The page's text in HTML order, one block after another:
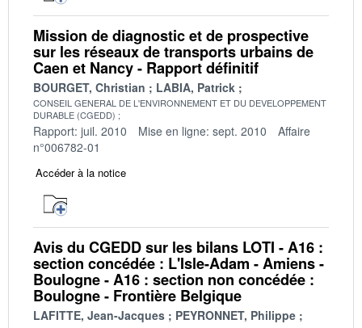
Mission de diagnostic et de prospective
sur les réseaux de transports urbains de
Caen et Nancy - Rapport définitif
BOURGET, Christian LABIA, Patrick
CONSEIL GENERAL DE L'ENVIRONNEMENT ET DU DEVELOPPEMENT
DURABLE (CGEDD)
Rapport: juil. 2010 Mise en ligne: sept. 2010
Affaire
n°006782-01
Accéder à la notice
Avis du CGEDD sur les bilans LOTI - A16 :
section concédée : L'Isle-Adam - Amiens -
Boulogne - A16 : section non concédée :
Boulogne - Frontière Belgique
LAFITTE, Jean-Jacques PEYRONNET, Philippe